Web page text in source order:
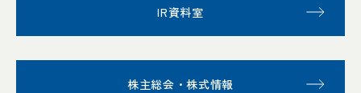
IR資料室
株主総会・株式情報